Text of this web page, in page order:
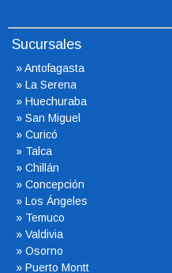
Sucursales
»Antofagasta
» La Serena
» Huechuraba
» San Miguel
» Curicó
» Talca
» Chillán
» Concepción
» Los Ángeles
» Temuco
» Valdivia
» Osorno
» Puerto Montt